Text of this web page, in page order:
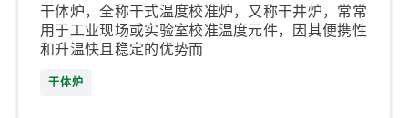
干体炉，全称干式温度校准炉，又称干井炉，常常
用于工业现场或实验室校准温度元件，因其便携性
和升温快且稳定的优势而
干体炉